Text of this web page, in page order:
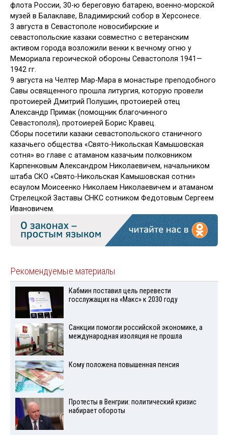
флота России, 30-ю береговую батарею, военно-морской
музей в Балаклаве, Владимирский собор в Херсонесе.
3 августа в Севастополе новосибирские и
севастопольские казаки совместно с ветеранским
активом города возложили венки к вечному огню у
Мемориала героической обороны Севастополя 1941—
1942 гг.
9 августа на Челтер Мар-Мара в монастыре преподобного
Савы освященного прошла литургия, которую провели
протоиерей Дмитрий Полушин, протоиерей отец
Александр Примак (помощник благочинного
Севастополя), протоиерей Борис Кравец.
Сборы посетили казаки севастопольского станичного
казачьего общества «Свято-Никольская Камышовская
сотня» во главе с атаманом казачьим полковником
Карпенковым Александром Николаевичем, начальником
штаба СКО «Свято-Никольская Камышовская сотни»
есаулом Моисеенко Николаем Николаевичем и атаманом
Стрелецкой Заставы СНКС сотником Федотовым Сергеем
Ивановичем.
Рекомендуемые материалы
Кабмин поставил цель перевести
госслужащих на «Макс» к 2030 году
Санкции помогли российской экономике, а
международная изоляция не прошла
Кому положена повышенная пенсия
Протесты в Венгрии: политический кризис
набирает обороты